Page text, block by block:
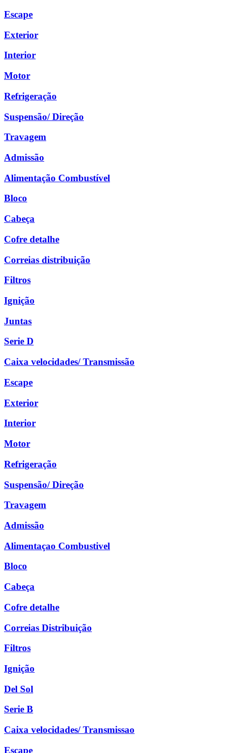
Escape
Exterior
Interior
Motor
Refrigeração
Suspensão/ Direção
Travagem
Admissão
Alimentação Combustível
Bloco
Cabeça
Cofre detalhe
Correias distribuição
Filtros
Ignição
Juntas
Serie D
Caixa velocidades/ Transmissão
Escape
Exterior
Interior
Motor
Refrigeração
Suspensão/ Direção
Travagem
Admissão
Alimentaçao Combustivel
Bloco
Cabeça
Cofre detalhe
Correias Distribuição
Filtros
Ignição
Del Sol
Serie B
Caixa velocidades/ Transmissao
Escape